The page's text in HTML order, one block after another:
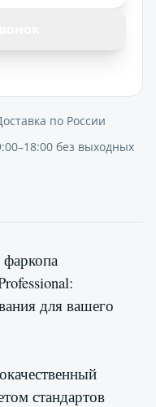
по России
без выходных
фаркопа
для вашего
стандартов